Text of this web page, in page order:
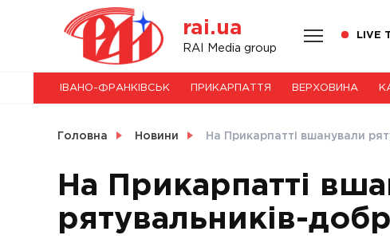
rai.ua
RAI Media group
LIVE
НОВИНИ
СВІТ
УКРАЇНА
ІВАНО-ФРАНКІВСЬК ПРИКАРПАТТЯ ВЕРХОВИНА
Головна Новини На Прикарпатті вшанували
На Прикарпатті
рятувальників-